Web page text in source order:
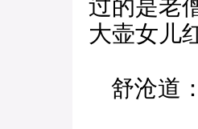
过的是老
大壶女儿
舒沧道：